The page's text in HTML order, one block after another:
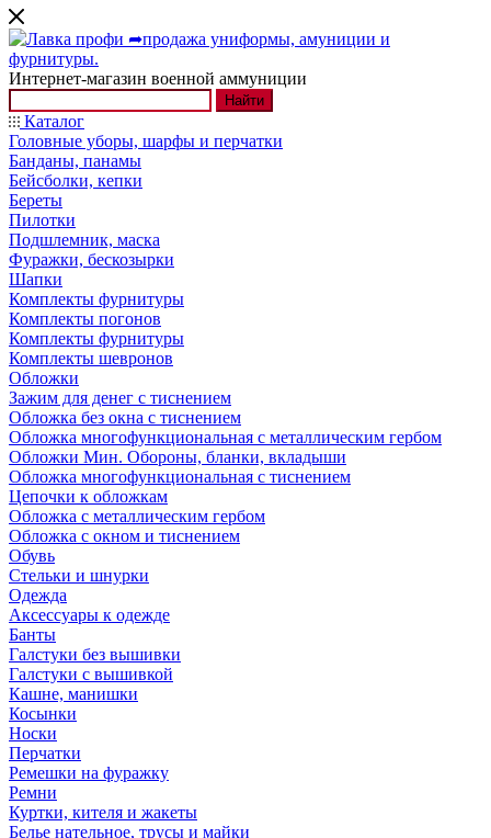
Интернет-магазин военной аммуниции
Найти
Каталог
Головные уборы, шарфы и перчатки
Банданы, панамы
Бейсболки, кепки
Береты
Пилотки
Подшлемник, маска
Фуражки, бескозырки
Шапки
Комплекты фурнитуры
Комплекты погонов
Комплекты фурнитуры
Комплекты шевронов
Обложки
Зажим для денег с тиснением
Обложка без окна с тиснением
Обложка многофункциональная с металлическим гербом
Обложки Мин. Обороны, бланки, вкладыши
Обложка многофункциональная с тиснением
Цепочки к обложкам
Обложка с металлическим гербом
Обложка с окном и тиснением
Обувь
Стельки и шнурки
Одежда
Аксессуары к одежде
Банты
Галстуки без вышивки
Галстуки с вышивкой
Кашне, манишки
Косынки
Носки
Перчатки
Ремешки на фуражку
Ремни
Куртки, кителя и жакеты
Белье нательное, трусы и майки